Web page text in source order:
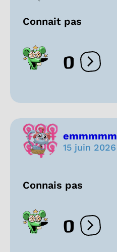
Connait pas
0 Ouvrir
15 juin 2026
Connais pas
0 Ouvrir